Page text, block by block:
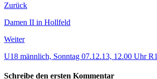
Zurück
Damen II in Hollfeld
Weiter
U18 männlich, Sonntag 07.12.13, 12.00 Uhr R1
Schreibe den ersten Kommentar